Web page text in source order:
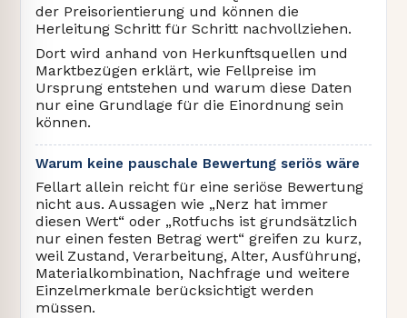
der Preisorientierung und können die
Herleitung Schritt für Schritt nachvollziehen.
Dort wird anhand von Herkunftsquellen und
Marktbezügen erklärt, wie Fellpreise im
Ursprung entstehen und warum diese Daten
nur eine Grundlage für die Einordnung sein
können.
Warum keine pauschale Bewertung seriös wäre
Fellart allein reicht für eine seriöse Bewertung
nicht aus. Aussagen wie „Nerz hat immer
diesen Wert“ oder „Rotfuchs ist grundsätzlich
nur einen festen Betrag wert“ greifen zu kurz,
weil Zustand, Verarbeitung, Alter, Ausführung,
Materialkombination, Nachfrage und weitere
Einzelmerkmale berücksichtigt werden
müssen.